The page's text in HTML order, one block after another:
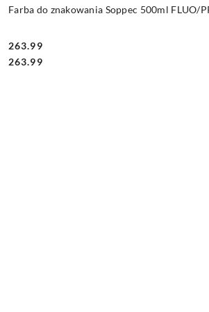
Farba do znakowania Soppec 500ml FLUO/
Cena:
263.99
Cena:
263.99